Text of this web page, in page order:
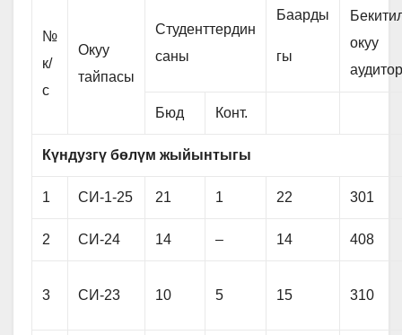
№
к/
с
Окуу
тайпасы
Студенттердин
саны
Баарды
гы
окуу
Бюд Конт.
Күндузгү бөлүм жыйынтыгы
1 СИ-1-25 21 1 22 301
2 СИ-24 14 – 14 408
3 СИ-23 10 5 15 310